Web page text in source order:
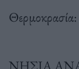
ΝΗΣΙΑ